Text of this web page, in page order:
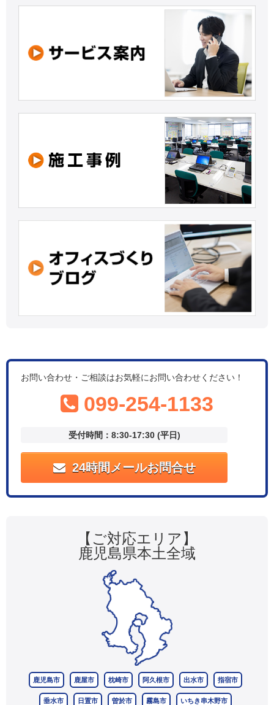
お問い合わせ・ご相談はお気軽にお問い合わせください！
099-254-1133
受付時間：8:30-17:30 (平日)
24時間メールお問合せ
【ご対応エリア】
鹿児島県本土全域
鹿児島市 鹿屋市 枕崎市 阿久根市 出水市 指宿市
垂水市 日置市 曽於市 霧島市 いちき串木野市